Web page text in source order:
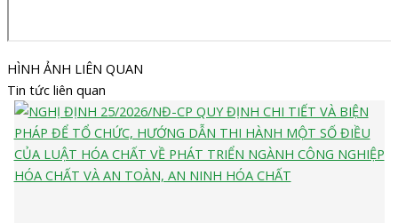
HÌNH ẢNH LIÊN QUAN
Tin tức liên quan